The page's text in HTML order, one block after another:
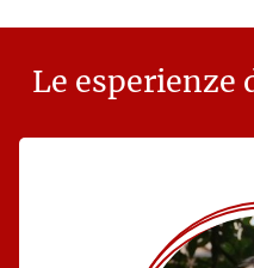
Le esperienze